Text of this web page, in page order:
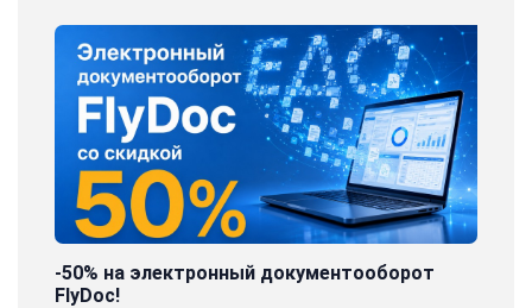
-50% на электронный документооборот
FlyDoc!